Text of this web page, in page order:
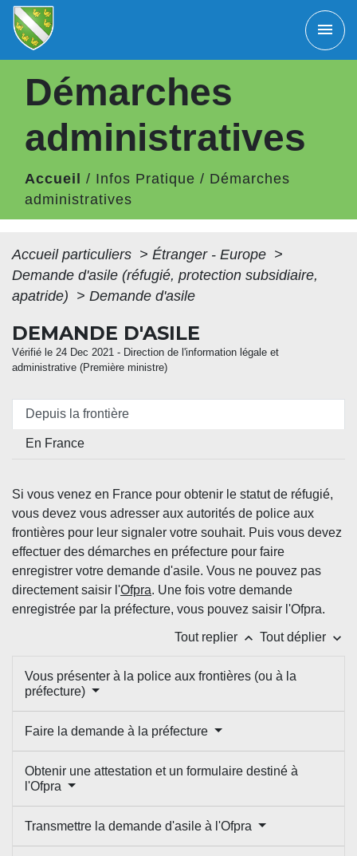
menu
Démarches
administratives
Accueil / Infos Pratique / Démarches
administratives
Accueil particuliers > Étranger - Europe >
Demande d'asile (réfugié, protection subsidiaire,
apatride) > Demande d'asile
DEMANDE D'ASILE
Vérifié le 24 Dec 2021 - Direction de l'information légale et
administrative (Première ministre)
Depuis la frontière
En France
Si vous venez en France pour obtenir le statut de réfugié,
vous devez vous adresser aux autorités de police aux
frontières pour leur signaler votre souhait. Puis vous devez
effectuer des démarches en préfecture pour faire
enregistrer votre demande d'asile. Vous ne pouvez pas
directement saisir l'Ofpra. Une fois votre demande
enregistrée par la préfecture, vous pouvez saisir l'Ofpra.
Tout replier keyboard_arrow_up Tout déplier keyboard_arrow_down
Vous présenter à la police aux frontières (ou à la
préfecture)
Faire la demande à la préfecture
Obtenir une attestation et un formulaire destiné à
l'Ofpra
Transmettre la demande d'asile à l'Ofpra